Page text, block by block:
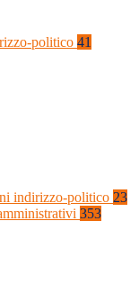
politico 41
indirizzo-politico 23
353